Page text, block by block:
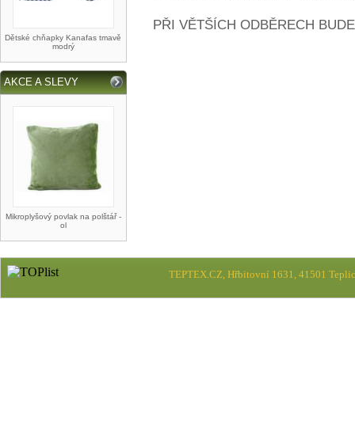
Dětské chňapky Kanafas tmavě
modrý
AKCE A SLEVY
Mikroplyšový povlak na polštář -
ol
PŘI VĚTŠÍCH ODBĚRECH
TEPTEX.CZ, Hřbitovní 1631, 41501